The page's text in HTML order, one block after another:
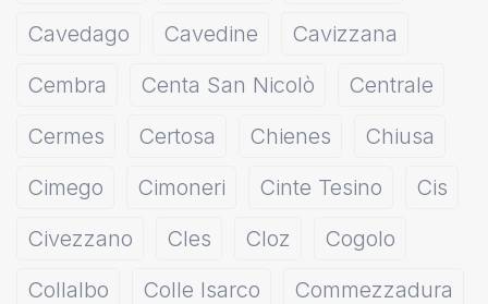
Cavedago
Cavedine
Cavizzana
Cembra
Centa San Nicolò
Centrale
Cermes
Certosa Chienes
Chiusa
Cimego
Cimoneri Cinte Tesino
Cis
Civezzano
Cles Cloz
Cogolo
Collalbo
Colle Isarco
Commezzadura